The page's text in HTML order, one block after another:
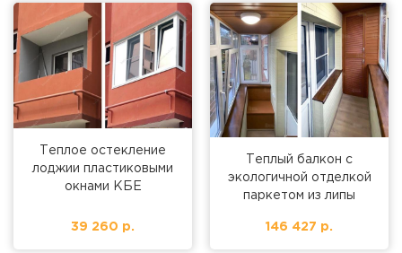
Теплое остекление
лоджии пластиковыми
окнами КБЕ
39 260 р.
Теплый балкон с
экологичной отделкой
паркетом из липы
146 427 р.